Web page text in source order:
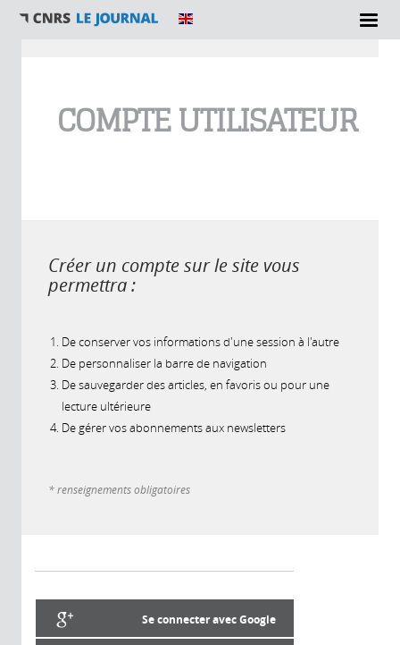
COMPTE UTILISATEUR
Créer un compte sur le site vous
permettra :
De conserver vos informations d'une session à l'autre
De personnaliser la barre de navigation
De sauvegarder des articles, en favoris ou pour une
lecture ultérieure
De gérer vos abonnements aux newsletters
* renseignements obligatoires
Se connecter avec Google